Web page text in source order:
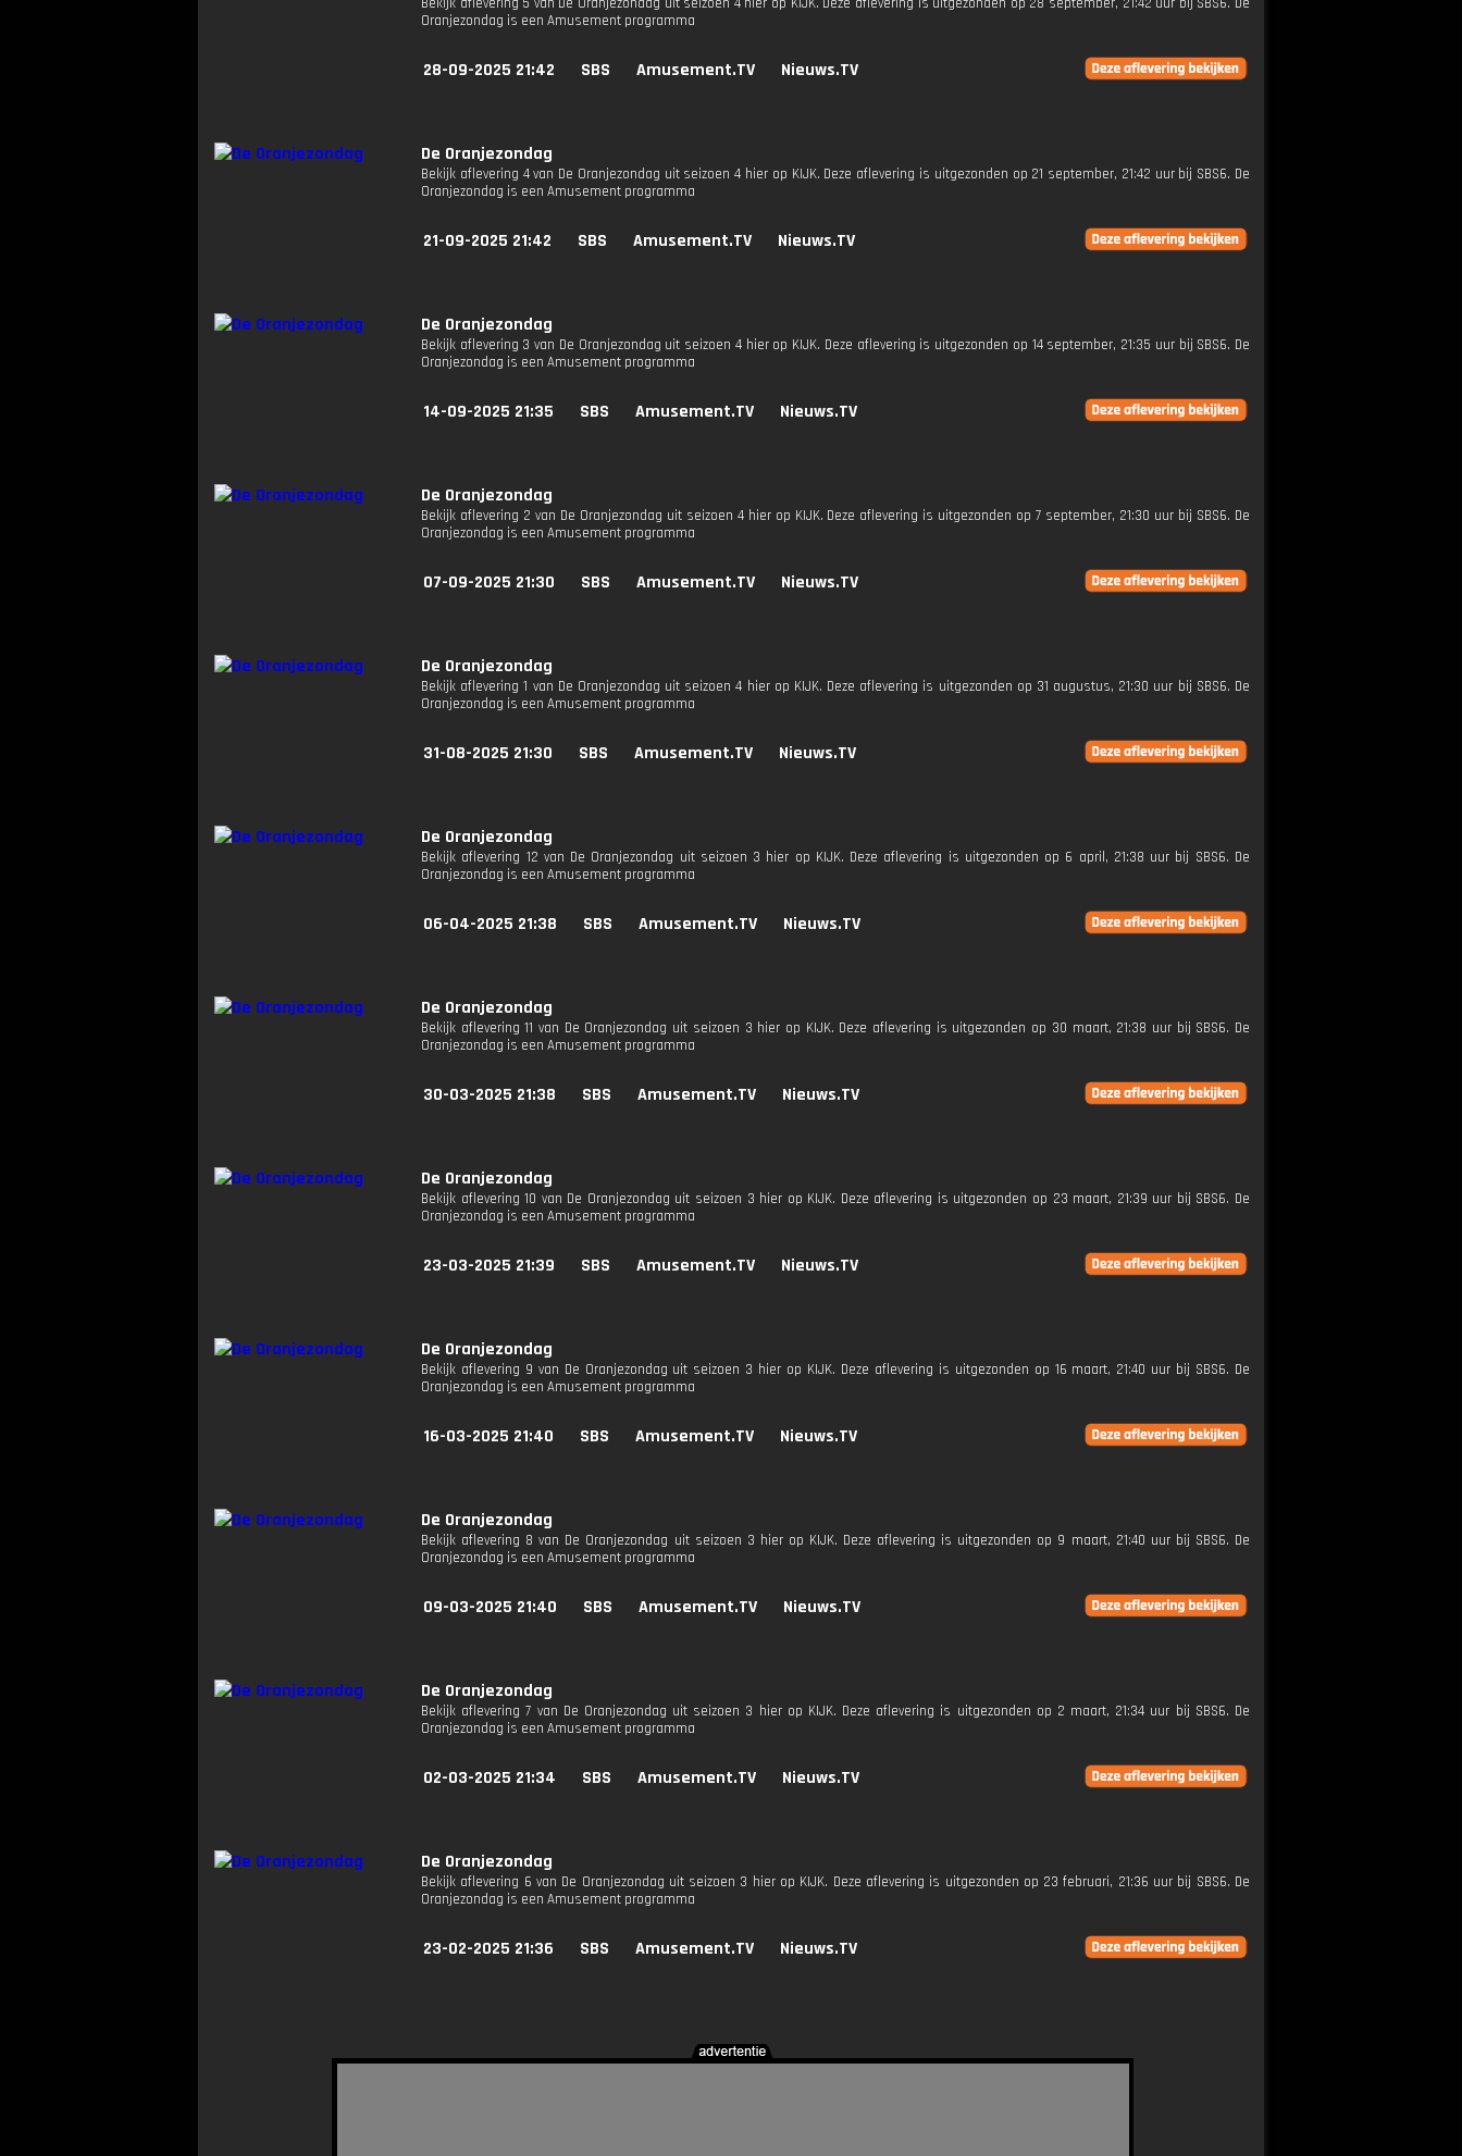
Oranjezondag is een Amusement programma
28-09-2025 21:42 SBS Amusement.TV Nieuws.TV
De Oranjezondag
Bekijk aflevering 4 van De Oranjezondag uit seizoen 4 hier op KIJK. Deze aflevering is uitgezonden op 21 september, 21:42 uur bij SBS6. De
Oranjezondag is een Amusement programma
21-09-2025 21:42 SBS Amusement.TV Nieuws.TV
De Oranjezondag
Bekijk aflevering 3 van De Oranjezondag uit seizoen 4 hier op KIJK. Deze aflevering is uitgezonden op 14 september, 21:35 uur bij SBS6. De
Oranjezondag is een Amusement programma
14-09-2025 21:35 SBS Amusement.TV Nieuws.TV
De Oranjezondag
Bekijk aflevering 2 van De Oranjezondag uit seizoen 4 hier op KIJK. Deze aflevering is uitgezonden op 7 september, 21:30 uur bij SBS6. De
Oranjezondag is een Amusement programma
07-09-2025 21:30 SBS Amusement.TV Nieuws.TV
De Oranjezondag
Bekijk aflevering 1 van De Oranjezondag uit seizoen 4 hier op KIJK. Deze aflevering is uitgezonden op 31 augustus, 21:30 uur bij SBS6. De
Oranjezondag is een Amusement programma
31-08-2025 21:30 SBS Amusement.TV Nieuws.TV
De Oranjezondag
Bekijk aflevering 12 van De Oranjezondag uit seizoen 3 hier op KIJK. Deze aflevering is uitgezonden op 6 april, 21:38 uur bij SBS6. De
Oranjezondag is een Amusement programma
06-04-2025 21:38 SBS Amusement.TV Nieuws.TV
De Oranjezondag
Bekijk aflevering 11 van De Oranjezondag uit seizoen 3 hier op KIJK. Deze aflevering is uitgezonden op 30 maart, 21:38 uur bij SBS6. De
Oranjezondag is een Amusement programma
30-03-2025 21:38 SBS Amusement.TV Nieuws.TV
De Oranjezondag
Bekijk aflevering 10 van De Oranjezondag uit seizoen 3 hier op KIJK. Deze aflevering is uitgezonden op 23 maart, 21:39 uur bij SBS6. De
Oranjezondag is een Amusement programma
23-03-2025 21:39 SBS Amusement.TV Nieuws.TV
De Oranjezondag
Bekijk aflevering 9 van De Oranjezondag uit seizoen 3 hier op KIJK. Deze aflevering is uitgezonden op 16 maart, 21:40 uur bij SBS6. De
Oranjezondag is een Amusement programma
16-03-2025 21:40 SBS Amusement.TV Nieuws.TV
De Oranjezondag
Bekijk aflevering 8 van De Oranjezondag uit seizoen 3 hier op KIJK. Deze aflevering is uitgezonden op 9 maart, 21:40 uur bij SBS6. De
Oranjezondag is een Amusement programma
09-03-2025 21:40 SBS Amusement.TV Nieuws.TV
De Oranjezondag
Bekijk aflevering 7 van De Oranjezondag uit seizoen 3 hier op KIJK. Deze aflevering is uitgezonden op 2 maart, 21:34 uur bij SBS6. De
Oranjezondag is een Amusement programma
02-03-2025 21:34 SBS Amusement.TV Nieuws.TV
De Oranjezondag
Bekijk aflevering 6 van De Oranjezondag uit seizoen 3 hier op KIJK. Deze aflevering is uitgezonden op 23 februari, 21:36 uur bij SBS6. De
Oranjezondag is een Amusement programma
23-02-2025 21:36 SBS Amusement.TV Nieuws.TV